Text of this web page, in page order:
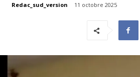
Redac_sud_version 11 octobre 2025